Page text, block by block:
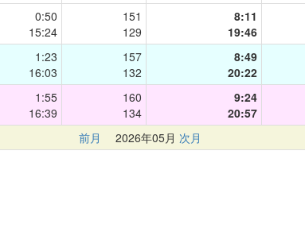
0:50
15:24
151
129
8:11
19:46
1:23
16:03
157
132
8:49
20:22
1:55
16:39
160
134
9:24
20:57
前月 2026年05月 次月